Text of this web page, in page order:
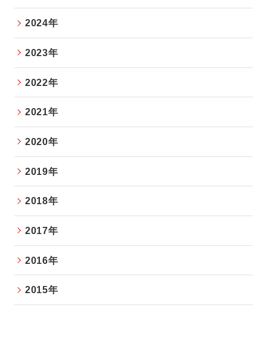
2024年
2023年
2022年
2021年
2020年
2019年
2018年
2017年
2016年
2015年